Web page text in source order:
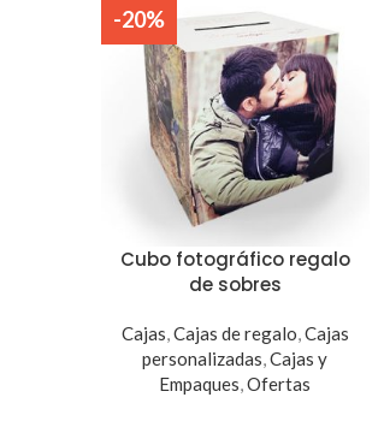
-20%
Cubo fotográfico regalo
de sobres
Cajas,Cajas de regalo,Cajas
personalizadas,Cajas y
Empaques,Ofertas